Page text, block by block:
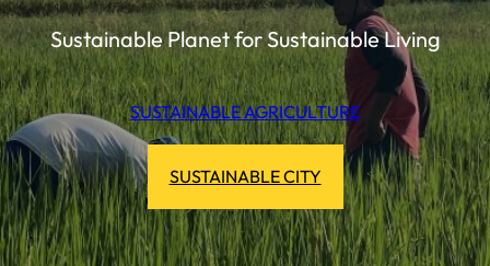
Sustainable Planet for Sustainable Living
SUSTAINABLE AGRICULTURE
SUSTAINABLE CITY